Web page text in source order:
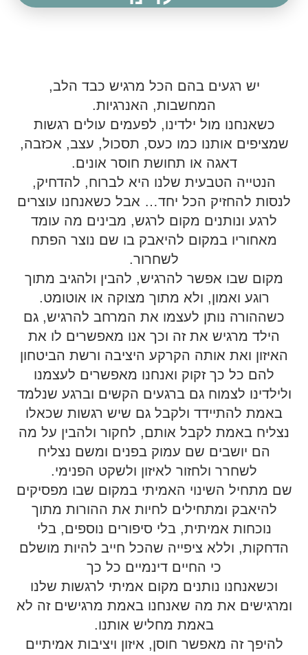
יש רגעים בהם הכל מרגיש כבד הלב,
המחשבות, האנרגיות.
כשאנחנו מול ילדינו, לפעמים עולים רגשות
שמציפים אותנו כמו כעס, תסכול, עצב, אכזבה,
דאגה או תחושת חוסר אונים.
הנטייה הטבעית שלנו היא לברוח, להדחיק,
לנסות להחזיק הכל יחד… אבל כשאנחנו עוצרים
לרגע ונותנים מקום לרגש, מבינים מה עומד
מאחוריו במקום להיאבק בו שם נוצר הפתח
לשחרור.
מקום שבו אפשר להרגיש, להבין ולהגיב מתוך
רוגע ואמון, ולא מתוך מצוקה או אוטומט.
כשההורה נותן לעצמו את המרחב להרגיש, גם
הילד מרגיש את זה וכך אנו מאפשרים לו את
האיזון ואת אותה הקרקע היציבה ורשת הביטחון
להם כל כך זקוק ואנחנו מאפשרים לעצמנו
ולילדינו לצמוח גם ברגעים הקשים וברגע שנלמד
באמת להתיידד ולקבל גם שיש רגשות שכאלו
נצליח באמת לקבל אותם, לחקור ולהבין על מה
הם יושבים שם עמוק בפנים ומשם נצליח
לשחרר ולחזור לאיזון ולשקט הפנימי.
שם מתחיל השינוי האמיתי במקום שבו מפסיקים
להיאבק ומתחילים לחיות את ההורות מתוך
נוכחות אמיתית, בלי סיפורים נוספים, בלי
הדחקות, וללא ציפייה שהכל חייב להיות מושלם
כי החיים דינמיים כל כך
וכשאנחנו נותנים מקום אמיתי לרגשות שלנו
ומרגישים את מה שאנחנו באמת מרגישים זה לא
באמת מחליש אותנו.
להיפך זה מאפשר חוסן, איזון ויציבות אמיתיים